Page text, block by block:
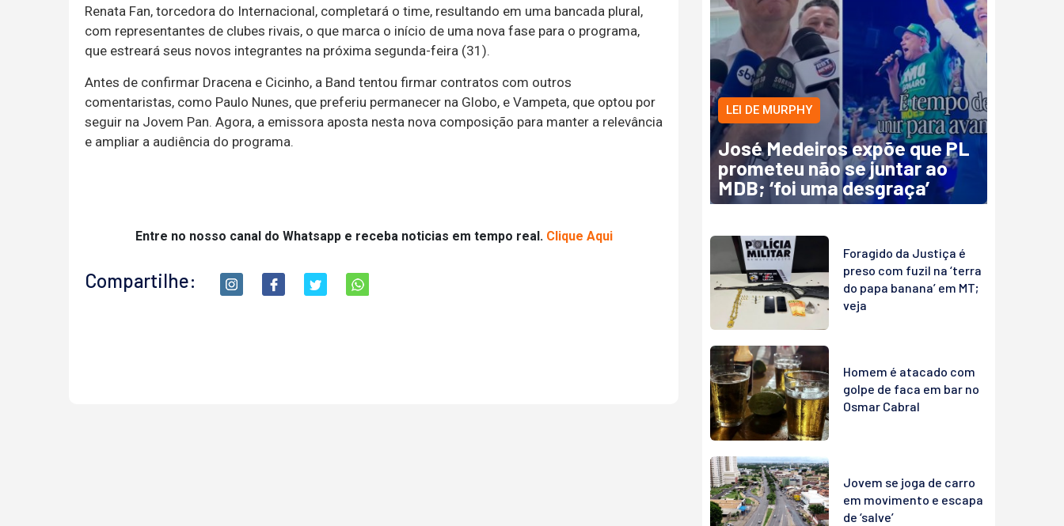
Renata Fan, torcedora do Internacional, completará o time, resultando em uma bancada plural,
com representantes de clubes rivais, o que marca o início de uma nova fase para o programa,
que estreará seus novos integrantes na próxima segunda-feira (31).
Antes de confirmar Dracena e Cicinho, a Band tentou firmar contratos com outros
comentaristas, como Paulo Nunes, que preferiu permanecer na Globo, e Vampeta, que optou por
seguir na Jovem Pan. Agora, a emissora aposta nesta nova composição para manter a relevância
e ampliar a audiência do programa.
Entre no nosso canal do Whatsapp e receba noticias em tempo real. Clique Aqui
Compartilhe:
LEI DE MURPHY
José Medeiros expõe que PL
prometeu não se juntar ao
MDB; ‘foi uma desgraça’
Foragido da Justiça é
preso com fuzil na ‘terra
do papa banana’ em MT;
veja
Homem é atacado com
golpe de faca em bar no
Osmar Cabral
Jovem se joga de carro
em movimento e escapa
de ‘salve’